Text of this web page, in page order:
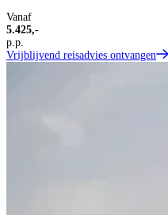
Vanaf
5.425,-
p.p.
Vrijblijvend reisadvies ontvangen